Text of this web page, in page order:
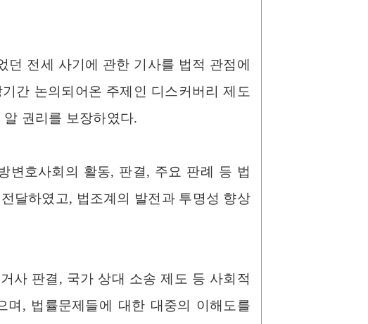
던 전세 사기에 관한 기사를 법적 관점에
간 논의되어온 주제인 디스커버리 제도
권리를 보장하였다.
변호사회의 활동, 판결, 주요 판례 등 법
달하였고, 법조계의 발전과 투명성 향상
사 판결, 국가 상대 소송 제도 등 사회적
, 법률문제들에 대한 대중의 이해도를